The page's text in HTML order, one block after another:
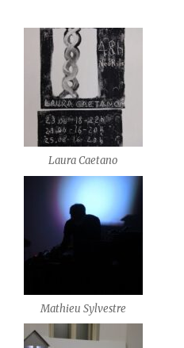
Laura Caetano
Mathieu Sylvestre